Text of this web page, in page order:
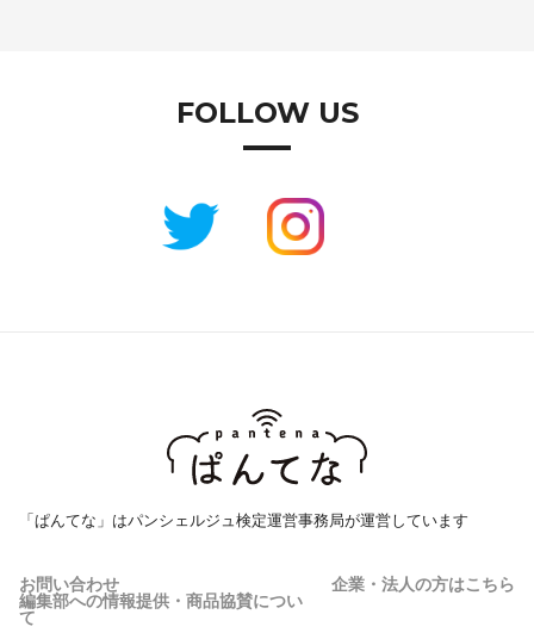
FOLLOW US
「ぱんてな」はパンシェルジュ検定運営事務局が運営しています
お問い合わせ 企業・法人の方はこちら
編集部への情報提供・商品協賛につい
て